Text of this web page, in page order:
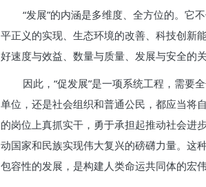
“发展”的内涵是多维度、全方位的。它
平正义的实现、生态环境的改善、科技创新
好速度与效益、数量与质量、发展与安全的
因此，“促发展”是一项系统工程，需要
单位，还是社会组织和普通公民，都应当将
的岗位上真抓实干，勇于承担起推动社会进
动国家和民族实现伟大复兴的磅礴力量。这
包容性的发展，是构建人类命运共同体的宏伟